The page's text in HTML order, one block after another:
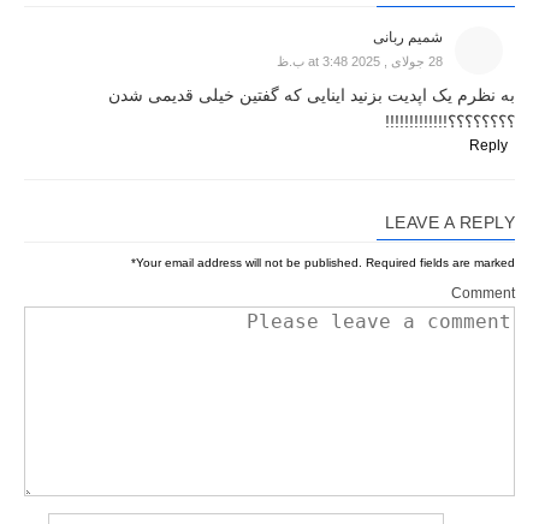
شمیم ربانی
28 جولای , 2025 at 3:48 ب.ظ
به نظرم یک اپدیت بزنید اینایی که گفتین خیلی قدیمی شدن
؟؟؟؟؟؟؟؟!!!!!!!!!!!!!
Reply
LEAVE A REPLY
Your email address will not be published. Required fields are marked
*
Comment